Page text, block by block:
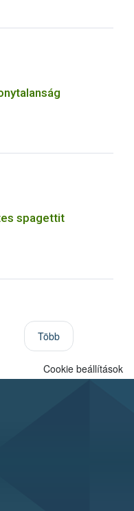
spagettit
Több
Cookie beállítások